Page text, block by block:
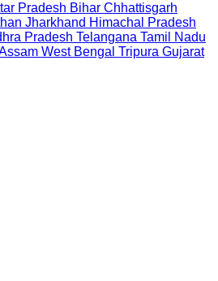
Pradesh Bihar Chhattisgarh
Jharkhand Himachal Pradesh
Pradesh Telangana Tamil Nadu
West Bengal Tripura Gujarat